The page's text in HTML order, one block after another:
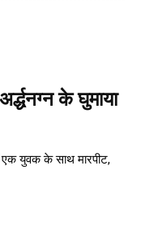
के घुमाया
युवक के साथ मारपीट,